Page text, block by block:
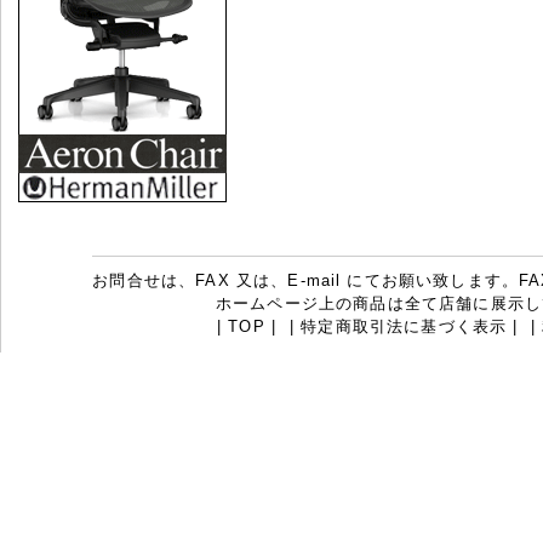
お問合せは、FAX 又は、E-mail にてお願い致します。
ホームページ上の商品は全て店舗に展示
|TOP |特定商取引法に基づく表示 |